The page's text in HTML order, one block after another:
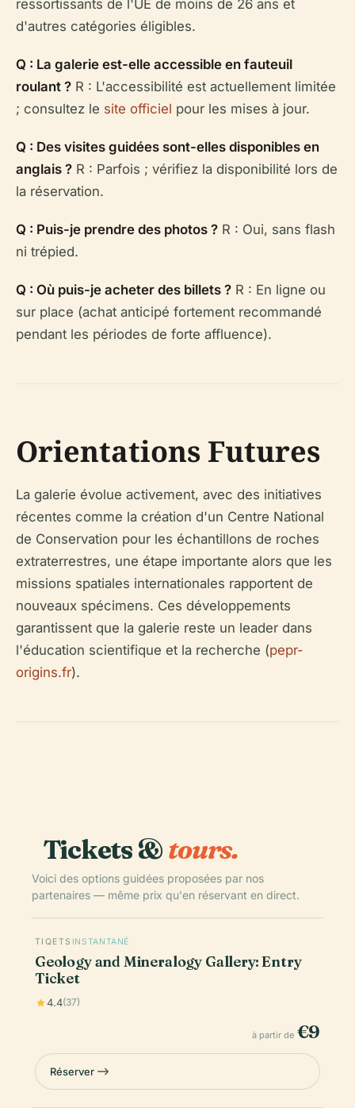
ressortissants de l'UE de moins de 26 ans et
d'autres catégories éligibles.
Q : La galerie est-elle accessible en fauteuil
roulant ? R : L'accessibilité est actuellement limitée
; consultez le site officiel pour les mises à jour.
Q : Des visites guidées sont-elles disponibles en
anglais ? R : Parfois ; vérifiez la disponibilité lors de
la réservation.
Q : Puis-je prendre des photos ? R : Oui, sans flash
ni trépied.
Q : Où puis-je acheter des billets ? R : En ligne ou
sur place (achat anticipé fortement recommandé
pendant les périodes de forte affluence).
Orientations Futures
La galerie évolue activement, avec des initiatives
récentes comme la création d'un Centre National
de Conservation pour les échantillons de roches
extraterrestres, une étape importante alors que les
missions spatiales internationales rapportent de
nouveaux spécimens. Ces développements
garantissent que la galerie reste un leader dans
l'éducation scientifique et la recherche (pepr-
origins.fr).
Tickets &tours.
Voici des options guidées proposées par nos
partenaires — même prix qu'en réservant en direct.
TIQETS INSTANTANÉ
Geology and Mineralogy Gallery: Entry
Ticket
4.4(37)
à partir de €9
Réserver